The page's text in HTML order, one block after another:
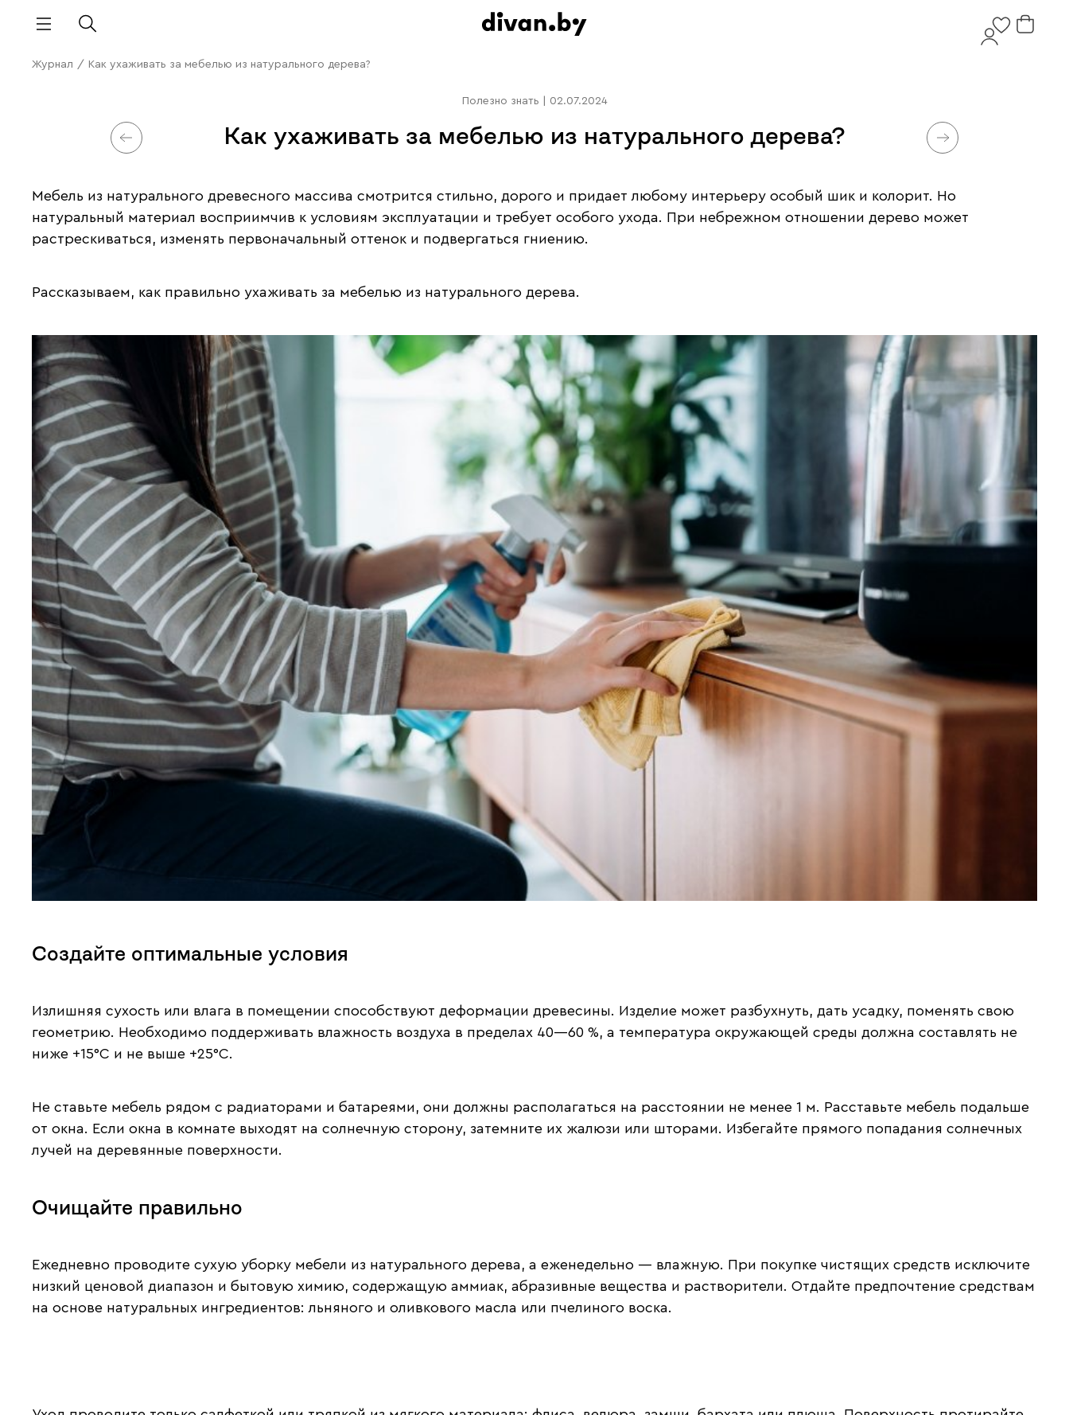
Журнал / Как ухаживать за мебелью из натурального дерева?
Полезно знать 02.07.2024
Как ухаживать за мебелью из натурального дерева?
Мебель из натурального древесного массива смотрится стильно, дорого и придает любому интерьеру особый шик и колорит. Но
натуральный материал восприимчив к условиям эксплуатации и требует особого ухода. При небрежном отношении дерево может
растрескиваться, изменять первоначальный оттенок и подвергаться гниению.
Рассказываем, как правильно ухаживать за мебелью из натурального дерева.
Создайте оптимальные условия
Излишняя сухость или влага в помещении способствуют деформации древесины. Изделие может разбухнуть, дать усадку, поменять свою
геометрию. Необходимо поддерживать влажность воздуха в пределах 40—60 %, а температура окружающей среды должна составлять не
ниже +15°С и не выше +25°С.
Не ставьте мебель рядом с радиаторами и батареями, они должны располагаться на расстоянии не менее 1 м. Расставьте мебель подальше
от окна. Если окна в комнате выходят на солнечную сторону, затемните их жалюзи или шторами. Избегайте прямого попадания солнечных
лучей на деревянные поверхности.
Очищайте правильно
Ежедневно проводите сухую уборку мебели из натурального дерева, а еженедельно — влажную. При покупке чистящих средств исключите
низкий ценовой диапазон и бытовую химию, содержащую аммиак, абразивные вещества и растворители. Отдайте предпочтение средствам
на основе натуральных ингредиентов: льняного и оливкового масла или пчелиного воска.